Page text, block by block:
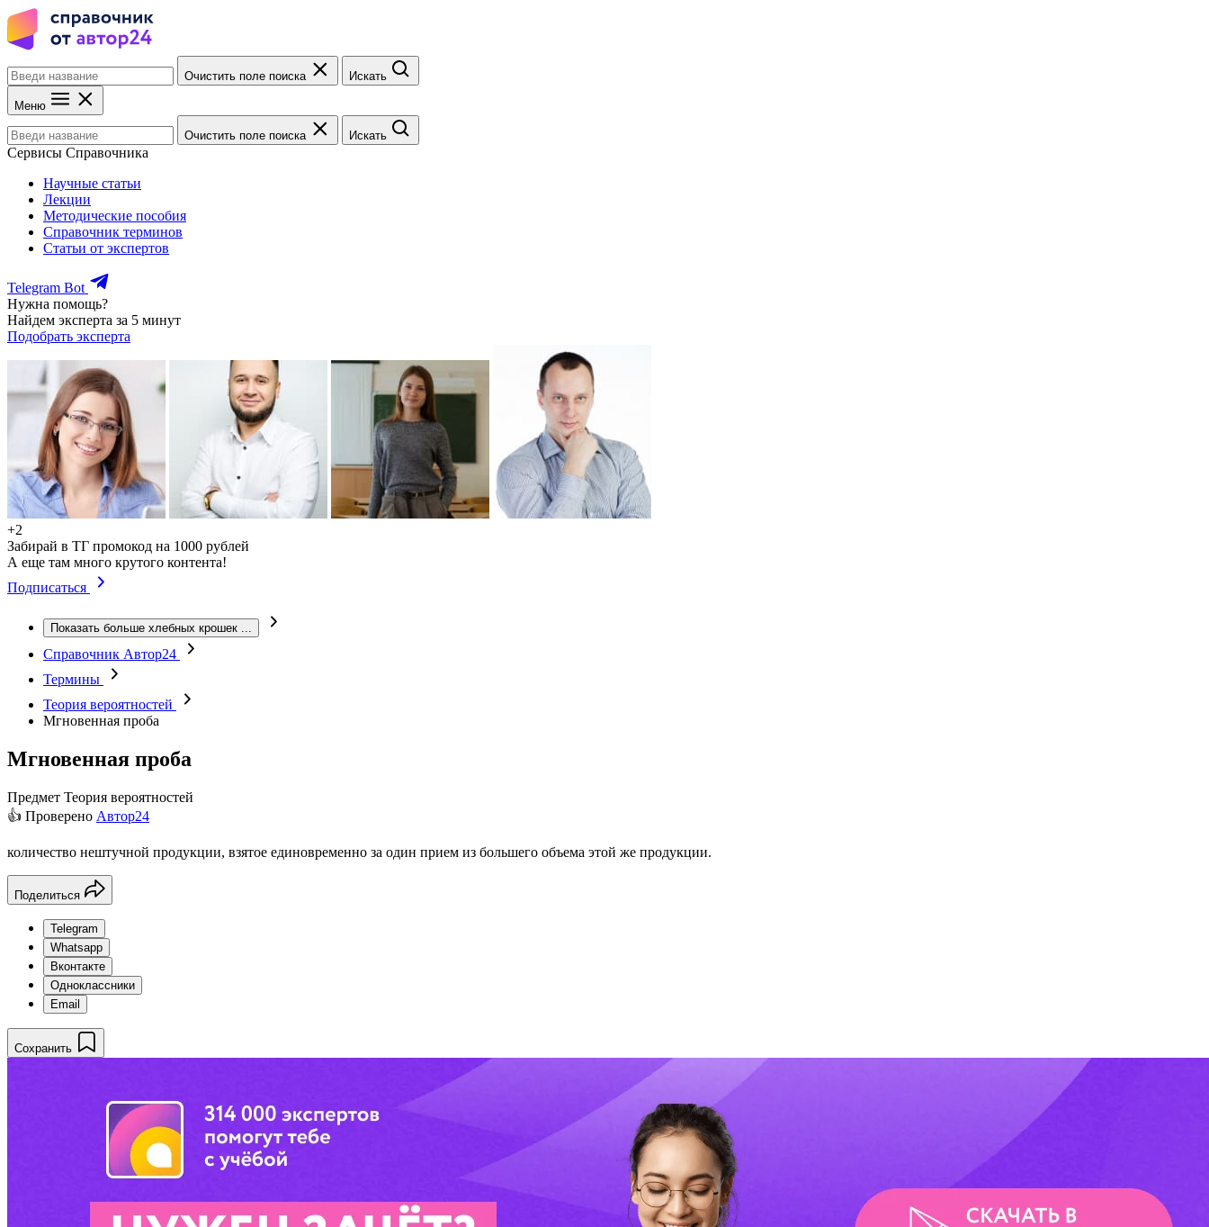
Очистить поле поиска Искать
Меню
Очистить поле поиска Искать
Сервисы Справочника
Научные статьи
Лекции
Методические пособия
Справочник терминов
Статьи от экспертов
Telegram Bot
Нужна помощь?
Найдем эксперта за 5 минут
Подобрать эксперта
+2
Забирай в ТГ промокод на 1000 рублей
А еще там много крутого контента!
Подписаться
Показать больше хлебных крошек ...
Справочник Автор24
Термины
Теория вероятностей
Мгновенная проба
Мгновенная проба
Предмет Теория вероятностей
👍 Проверено Автор24
количество нештучной продукции, взятое единовременно за один прием из большего объема этой же продукции.
Поделиться
Telegram
Whatsapp
Вконтакте
Одноклассники
Email
Сохранить